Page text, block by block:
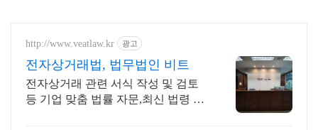
http://www.veatlaw.kr 광고
전자상거래법, 법무법인 비트
전자상거래 관련 서식 작성 및 검토
등 기업 맞춤 법률 자문,최신 법령 대